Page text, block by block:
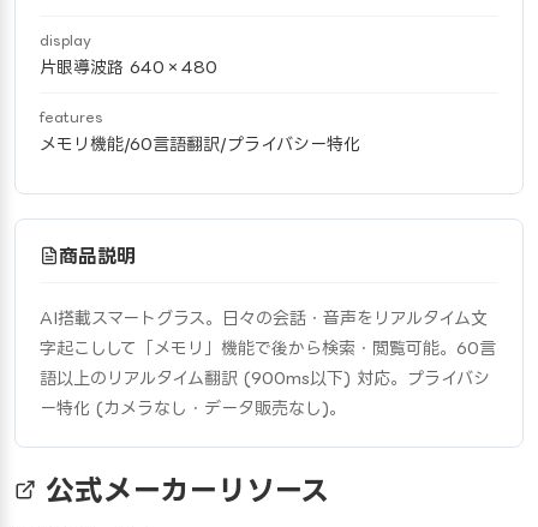
display
片眼導波路 640×480
features
メモリ機能/60言語翻訳/プライバシー特化
商品説明
AI搭載スマートグラス。日々の会話・音声をリアルタイム文
字起こしして「メモリ」機能で後から検索・閲覧可能。60言
語以上のリアルタイム翻訳 (900ms以下) 対応。プライバシ
ー特化 (カメラなし・データ販売なし)。
公式メーカーリソース